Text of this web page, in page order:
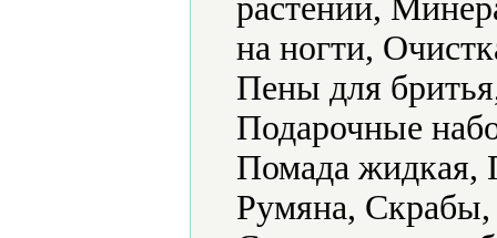
растений,
на ногти,
Пены для
Подарочные
Помада жидкая,
Румяна, Скрабы,